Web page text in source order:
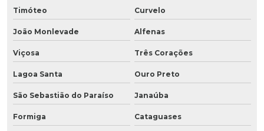
Timóteo Curvelo
João Monlevade Alfenas
Viçosa Três Corações
Lagoa Santa Ouro Preto
São Sebastião do Paraíso Janaúba
Formiga Cataguases